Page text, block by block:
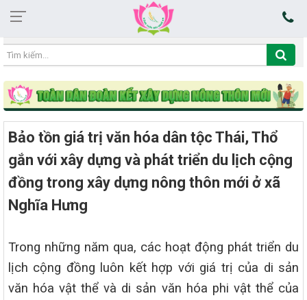
10:51:46 09/08/2026
Bảo tồn giá trị văn hóa dân tộc Thái, Thổ
gắn với xây dựng và phát triển du lịch cộng
đồng trong xây dựng nông thôn mới ở xã
Nghĩa Hưng
Trong những năm qua, các hoạt động phát triển du
lịch cộng đồng luôn kết hợp với giá trị của di sản
văn hóa vật thể và di sản văn hóa phi vật thể của